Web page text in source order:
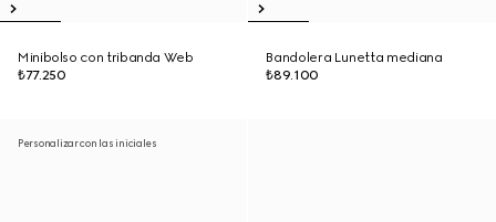
Minibolso con tribanda Web
₺77.250
Bandolera Lunetta mediana
₺89.100
Personalizar con las iniciales